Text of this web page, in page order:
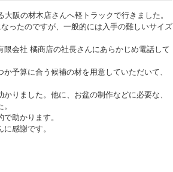
阪の材木店さんへ軽トラックで行きました。
ったのですが、一般的には入手の難しいサイズ
会社 橘商店の社長さんにあらかじめ電話して
予算に合う候補の材を用意していただいて、
りました。他に、お盆の制作などに必要な、
助かります。
感謝です。